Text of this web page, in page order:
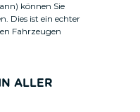
können Sie
Dies ist ein echter
Fahrzeugen
ALLER